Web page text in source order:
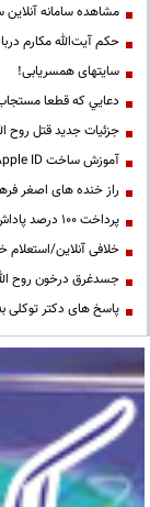
مشاهده سامانه آنلاين
حكم آيت‌الله مكارم
سایتهای همسریابی!
دعايي كه قطعا
جزئیات جدید قتل روح
آموزش ساخت Apple ID برای کاربران ایرانی
راز خنده های اصغر
پرداخت ۱۰۰ درصد پاداش پایان خدمت فرهنگیان
خلافی آنلاین/استعلام
جسدغرق درخون روح
پاسخ های دکتر توکلی